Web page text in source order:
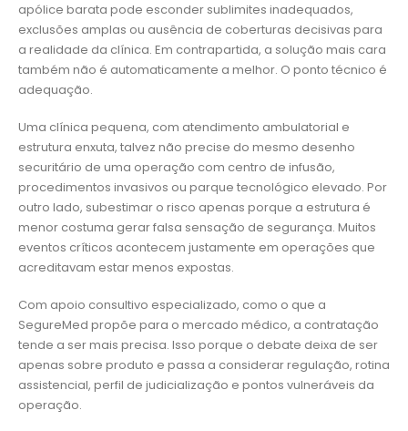
apólice barata pode esconder sublimites inadequados,
exclusões amplas ou ausência de coberturas decisivas para
a realidade da clínica. Em contrapartida, a solução mais cara
também não é automaticamente a melhor. O ponto técnico é
adequação.
Uma clínica pequena, com atendimento ambulatorial e
estrutura enxuta, talvez não precise do mesmo desenho
securitário de uma operação com centro de infusão,
procedimentos invasivos ou parque tecnológico elevado. Por
outro lado, subestimar o risco apenas porque a estrutura é
menor costuma gerar falsa sensação de segurança. Muitos
eventos críticos acontecem justamente em operações que
acreditavam estar menos expostas.
Com apoio consultivo especializado, como o que a
SegureMed propõe para o mercado médico, a contratação
tende a ser mais precisa. Isso porque o debate deixa de ser
apenas sobre produto e passa a considerar regulação, rotina
assistencial, perfil de judicialização e pontos vulneráveis da
operação.